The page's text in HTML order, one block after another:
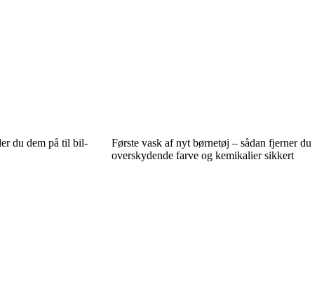
du dem på til bil-
Første vask af nyt børnetøj – sådan fjerner du
overskydende farve og kemikalier sikkert